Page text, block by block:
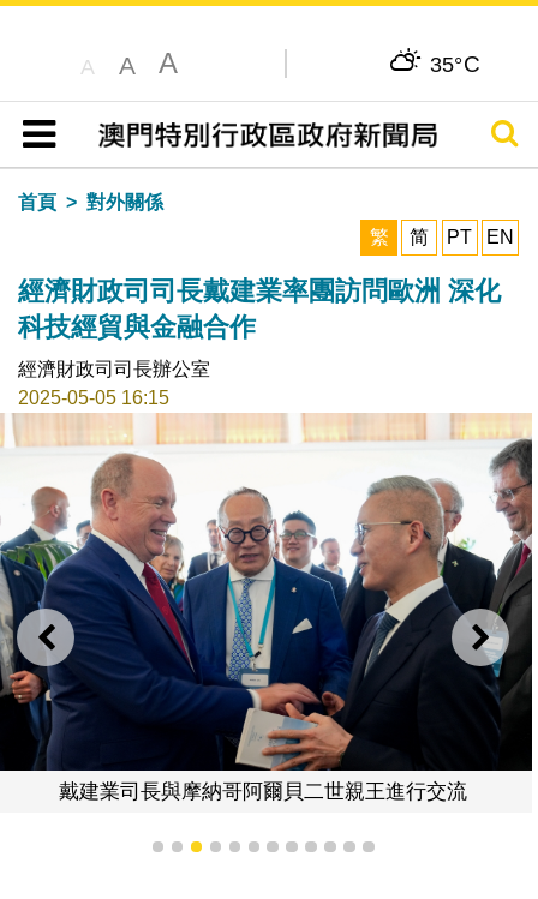
A A A 35°C
目錄
搜尋
首頁
對外關係
繁
简 PT EN
經濟財政司司長戴建業率團訪問歐洲 深化
科技經貿與金融合作
經濟財政司司長辦公室
2025-05-05 16:15
上一則 下一
戴建業司長與摩納哥阿爾貝二世親王進行交流
1 2 3 4 5 6 7 8 9 101112